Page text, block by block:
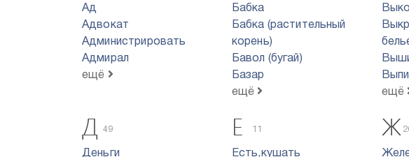
Ад
Адвокат
Администрировать
Адмирал
ещё
Бабка
Бабка (растительный
корень)
Бавол (бугай)
Базар
ещё
ещё
Д 49
Деньги
Е 11
Есть,кушать
Ж